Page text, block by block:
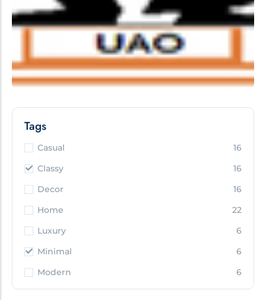
Tags
Casual
16
Classy
16
Decor
16
Home
22
Luxury
6
Minimal
6
Modern
6